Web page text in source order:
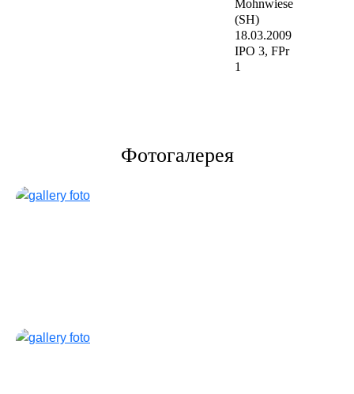
Mohnwiese
(SH)
18.03.2009
IPO 3, FPr
1
Фотогалерея